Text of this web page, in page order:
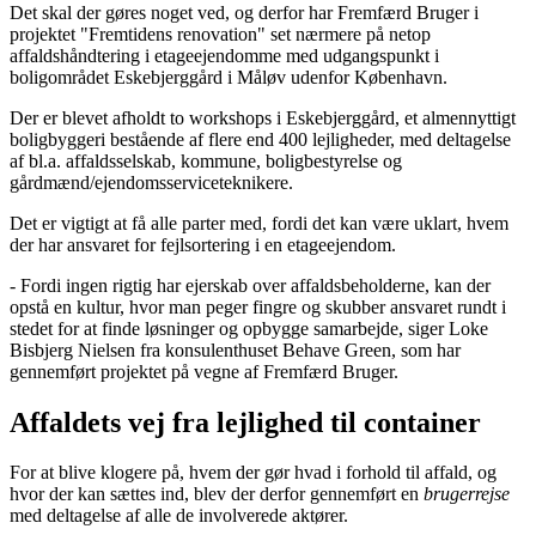
Det skal der gøres noget ved, og derfor har Fremfærd Bruger i
projektet "Fremtidens renovation" set nærmere på netop
affaldshåndtering i etageejendomme med udgangspunkt i
boligområdet Eskebjerggård i Måløv udenfor København.
Der er blevet afholdt to workshops i Eskebjerggård, et almennyttigt
boligbyggeri bestående af flere end 400 lejligheder, med deltagelse
af bl.a. affaldsselskab, kommune, boligbestyrelse og
gårdmænd/ejendomsserviceteknikere.
Det er vigtigt at få alle parter med, fordi det kan være uklart, hvem
der har ansvaret for fejlsortering i en etageejendom.
- Fordi ingen rigtig har ejerskab over affaldsbeholderne, kan der
opstå en kultur, hvor man peger fingre og skubber ansvaret rundt i
stedet for at finde løsninger og opbygge samarbejde, siger Loke
Bisbjerg Nielsen fra konsulenthuset Behave Green, som har
gennemført projektet på vegne af Fremfærd Bruger.
Affaldets vej fra lejlighed til container
For at blive klogere på, hvem der gør hvad i forhold til affald, og
hvor der kan sættes ind, blev der derfor gennemført en brugerrejse
med deltagelse af alle de involverede aktører.